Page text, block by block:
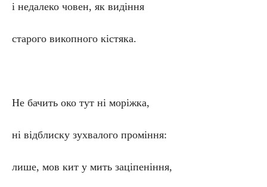
і недалеко човен, як видіння
старого викопного кістяка.
Не бачить око тут ні моріжка,
ні відблиску зухвалого проміння:
лише, мов кит у мить заціпеніння,